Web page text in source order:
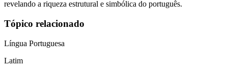
revelando a riqueza estrutural e simbólica do português.
Tópico relacionado
Língua Portuguesa
Latim